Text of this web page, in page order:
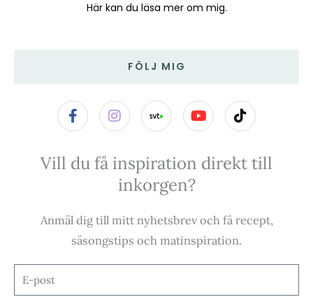
Här kan du läsa mer om mig.
FÖLJ MIG
F
a
c
b
-
I
n
s
a
g
r
m
Y
o
u
u
T
i
k
o
Vill du få inspiration direkt till
inkorgen?
Anmäl dig till mitt nyhetsbrev och få recept,
säsongstips och matinspiration.
E-
post